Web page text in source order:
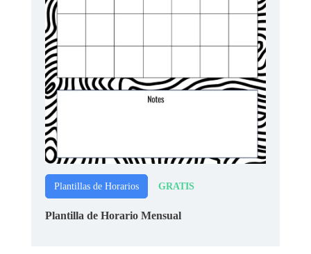
Plantillas de Horarios GRATIS
Plantilla de Horario Mensual